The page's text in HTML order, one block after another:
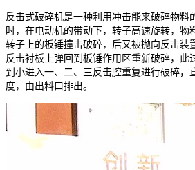
反击式破碎机是一种利用冲击能来破碎物料
时，在电动机的带动下，转子高速旋转，物
转子上的板锤撞击破碎，后又被抛向反击装
反击衬板上弹回到板锤作用区重新破碎，此
到小进入一、二、三反击腔重复进行破碎，
度，由出料口排出。